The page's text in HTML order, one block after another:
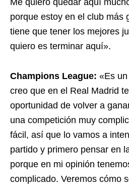
Me quiero quedar aquí
porque estoy en el club más
tiene que tener los mejores
quiero es terminar aquí».
Champions League: «Es
creo que en el Real Madrid
oportunidad de volver a
una competición muy
fácil, así que lo vamos a
partido y primero pensar en
porque en mi opinión
complicado. Veremos cómo